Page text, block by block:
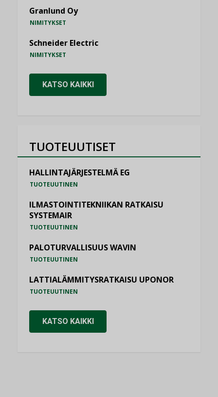
Granlund Oy
NIMITYKSET
Schneider Electric
NIMITYKSET
KATSO KAIKKI
TUOTEUUTISET
HALLINTAJÄRJESTELMÄ EG
TUOTEUUTINEN
ILMASTOINTITEKNIIKAN RATKAISU
SYSTEMAIR
TUOTEUUTINEN
PALOTURVALLISUUS WAVIN
TUOTEUUTINEN
LATTIALÄMMITYSRATKAISU UPONOR
TUOTEUUTINEN
KATSO KAIKKI